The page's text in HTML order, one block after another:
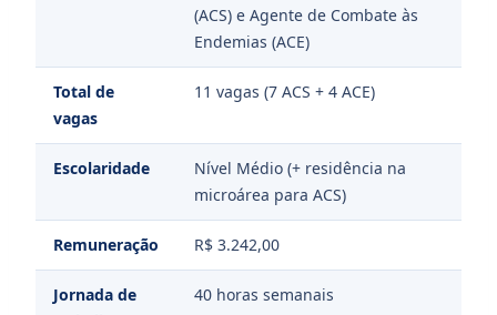
(ACS) e Agente de Combate às
Endemias (ACE)
Total de
vagas
11 vagas (7 ACS + 4 ACE)
Escolaridade
Nível Médio (+ residência na
microárea para ACS)
Remuneração R$ 3.242,00
Jornada de
40 horas semanais